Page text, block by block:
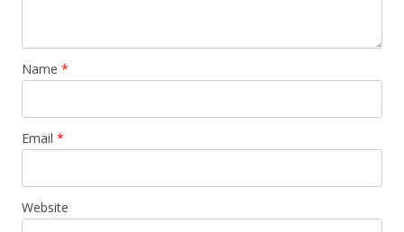
Name *
Email *
Website